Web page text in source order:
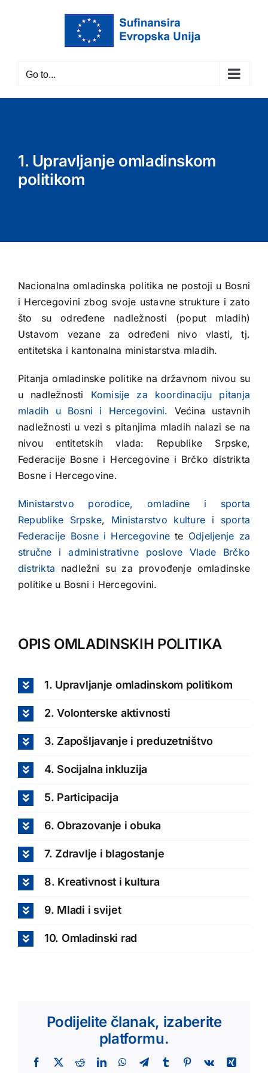
Go to...
1. Upravljanje omladinskom
politikom
Nacionalna omladinska politika ne postoji u Bosni
i Hercegovini zbog svoje ustavne strukture i zato
što su određene nadležnosti (poput mladih)
Ustavom vezane za određeni nivo vlasti, tj.
entitetska i kantonalna ministarstva mladih.
Pitanja omladinske politike na državnom nivou su
u nadležnosti Komisije za koordinaciju pitanja
mladih u Bosni i Hercegovini. Većina ustavnih
nadležnosti u vezi s pitanjima mladih nalazi se na
nivou entitetskih vlada: Republike Srpske,
Federacije Bosne i Hercegovine i Brčko distrikta
Bosne i Hercegovine.
Ministarstvo porodice, omladine i sporta
Republike Srpske, Ministarstvo kulture i sporta
Federacije Bosne i Hercegovine te Odjeljenje za
stručne i administrativne poslove Vlade Brčko
distrikta nadležni su za provođenje omladinske
politike u Bosni i Hercegovini.
OPIS OMLADINSKIH POLITIKA
1. Upravljanje omladinskom politikom
2. Volonterske aktivnosti
3. Zapošljavanje i preduzetništvo
4. Socijalna inkluzija
5. Participacija
6. Obrazovanje i obuka
7. Zdravlje i blagostanje
8. Kreativnost i kultura
9. Mladi i svijet
10. Omladinski rad
Podijelite članak, izaberite
platformu.
Facebook
X RedditLinkedInWhatsApp
TelegramTumblr Pinterest
Vk
Xing